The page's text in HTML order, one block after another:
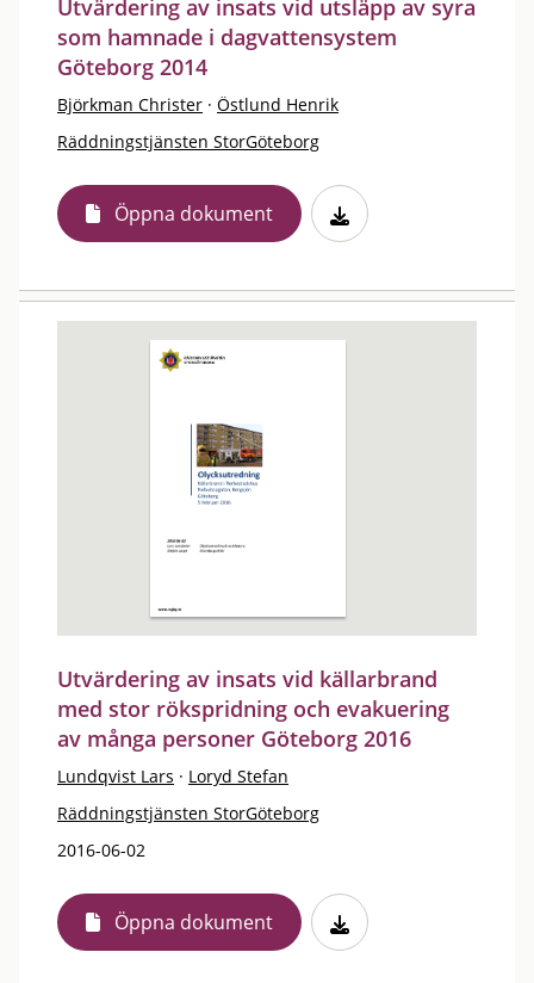
Utvärdering av insats vid utsläpp av syra
som hamnade i dagvattensystem
Göteborg 2014
Björkman Christer · Östlund Henrik
Räddningstjänsten StorGöteborg
Öppna dokument
Utvärdering av insats vid källarbrand
med stor rökspridning och evakuering
av många personer Göteborg 2016
Lundqvist Lars · Loryd Stefan
Räddningstjänsten StorGöteborg
2016-06-02
Öppna dokument